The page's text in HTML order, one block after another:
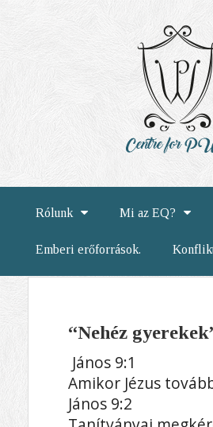
Rólunk Mi az EQ?
Emberi erőforrások.
“Nehéz
János 9:1
Amikor Jézus
János 9:2